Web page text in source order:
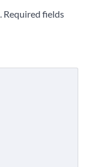
Required fields